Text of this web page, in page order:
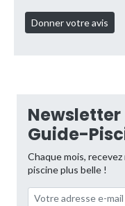
Newsletter
Guide-
Chaque mois,
piscine plus belle !